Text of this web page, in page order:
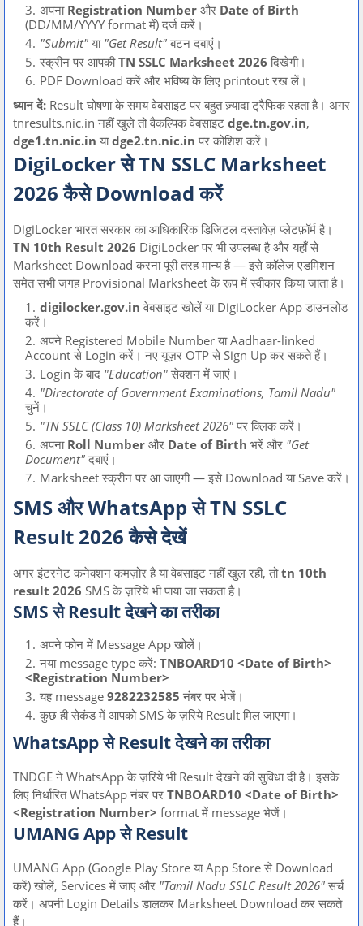
अपना Registration Number और Date of Birth
(DD/MM/YYYY format में) दर्ज करें।
"Submit" या "Get Result" बटन दबाएं।
स्क्रीन पर आपकीTN SSLC Marksheet 2026 दिखेगी।
PDF Download करें और भविष्य के लिए printout रख लें।
ध्यान दें: Result घोषणा के समय वेबसाइट पर बहुत ज़्यादा ट्रैफिक रहता है। अगर
tnresults.nic.in नहीं खुले तो वैकल्पिक वेबसाइट dge.tn.gov.in,
dge1.tn.nic.in याdge2.tn.nic.in पर कोशिश करें।
DigiLocker से TN SSLC Marksheet
2026 कैसे Download करें
DigiLocker भारत सरकार का आधिकारिक डिजिटल दस्तावेज़ प्लेटफ़ॉर्म है।
TN 10th Result 2026 DigiLocker पर भी उपलब्ध है और यहाँ से
Marksheet Download करना पूरी तरह मान्य है — इसे कॉलेज एडमिशन
समेत सभी जगह Provisional Marksheet के रूप में स्वीकार किया जाता है।
digilocker.gov.in वेबसाइट खोलें या DigiLocker App डाउनलोड
करें।
अपने Registered Mobile Number या Aadhaar-linked
Account से Login करें। नए यूज़र OTP से Sign Up कर सकते हैं।
Login के बाद "Education" सेक्शन में जाएं।
"Directorate of Government Examinations, Tamil Nadu"
चुनें।
"TN SSLC (Class 10) Marksheet 2026" पर क्लिक करें।
अपना Roll Number और Date of Birth भरें और "Get
Document" दबाएं।
Marksheet स्क्रीन पर आ जाएगी — इसे Download या Save करें।
SMS और WhatsApp से TN SSLC
Result 2026 कैसे देखें
अगर इंटरनेट कनेक्शन कमज़ोर है या वेबसाइट नहीं खुल रही, तोtn 10th
result 2026 SMS के ज़रिये भी पाया जा सकता है।
SMS से Result देखने का तरीका
अपने फोन में Message App खोलें।
नया message type करें: TNBOARD10 <Date of Birth>
<Registration Number>
यह message 9282232585 नंबर पर भेजें।
कुछ ही सेकंड में आपको SMS के ज़रिये Result मिल जाएगा।
WhatsApp से Result देखने का तरीका
TNDGE ने WhatsApp के ज़रिये भी Result देखने की सुविधा दी है। इसके
लिए निर्धारित WhatsApp नंबर पर TNBOARD10 <Date of Birth>
<Registration Number> format में message भेजें।
UMANG App से Result
UMANG App (Google Play Store या App Store से Download
करें) खोलें, Services में जाएं और "Tamil Nadu SSLC Result 2026" सर्च
करें। अपनी Login Details डालकर Marksheet Download कर सकते
हैं।